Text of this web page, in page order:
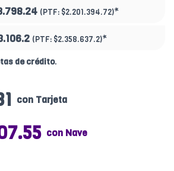
(PTF: $2.201.394.72)*
(PTF: $2.358.637.2)*
de crédito.
con Tarjeta
con Nave